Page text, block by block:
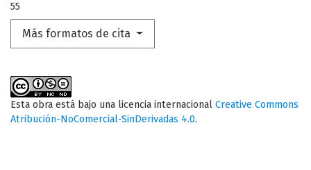
55
Más formatos de cita
Esta obra está bajo una licencia internacional Creative Commons
Atribución-NoComercial-SinDerivadas 4.0.